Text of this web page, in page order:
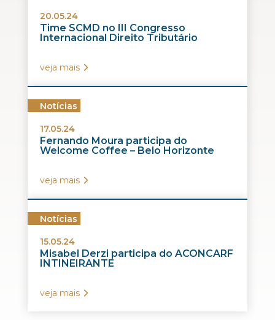
20.05.24
Time SCMD no III Congresso
Internacional Direito Tributário
veja mais
Notícias
17.05.24
Fernando Moura participa do
Welcome Coffee – Belo Horizonte
veja mais
Notícias
15.05.24
Misabel Derzi participa do ACONCARF
INTINEIRANTE
veja mais